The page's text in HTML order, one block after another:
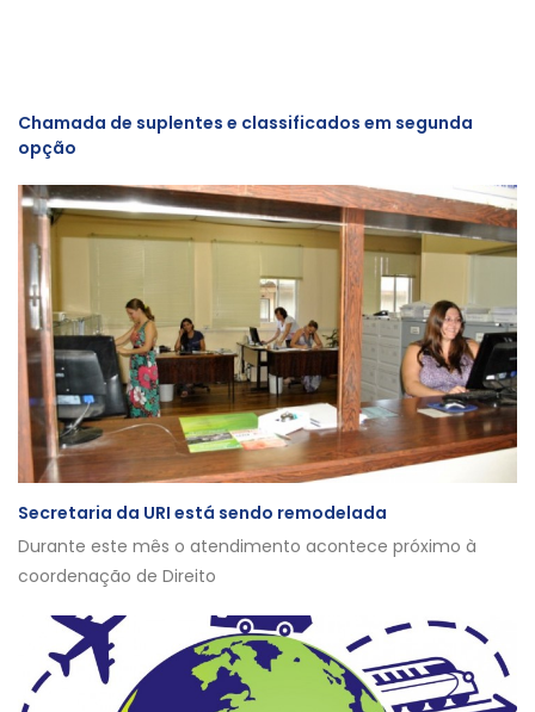
Chamada de suplentes e classificados em segunda
opção
Secretaria da URI está sendo remodelada
Durante este mês o atendimento acontece próximo à
coordenação de Direito